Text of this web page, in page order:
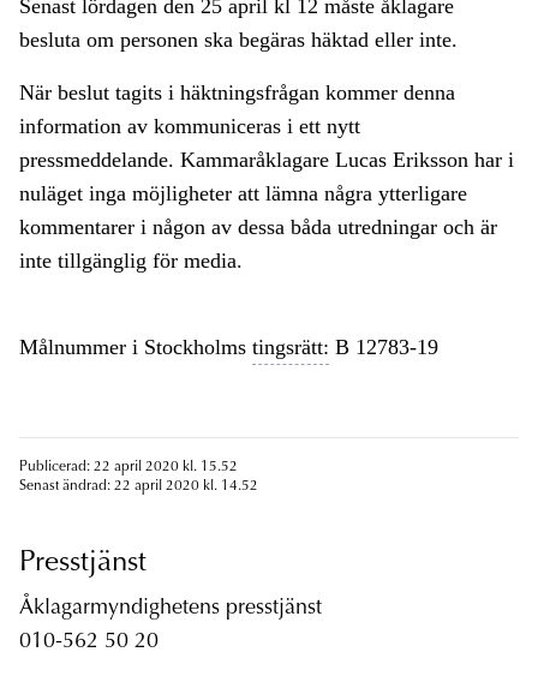
Senast lördagen den 25 april kl 12 måste åklagare
besluta om personen ska begäras häktad eller inte.
När beslut tagits i häktningsfrågan kommer denna
information av kommuniceras i ett nytt
pressmeddelande. Kammaråklagare Lucas Eriksson har i
nuläget inga möjligheter att lämna några ytterligare
kommentarer i någon av dessa båda utredningar och är
inte tillgänglig för media.
Målnummer i Stockholms tingsrätt: B 12783-19
Publicerad: 22 april 2020 kl. 15.52
Senast ändrad: 22 april 2020 kl. 14.52
Presstjänst
Åklagarmyndighetens presstjänst
010-562 50 20